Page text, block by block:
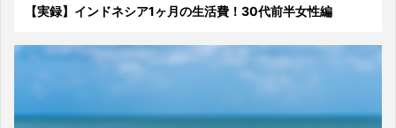
【実録】インドネシア1ヶ月の生活費！30代前半女性編